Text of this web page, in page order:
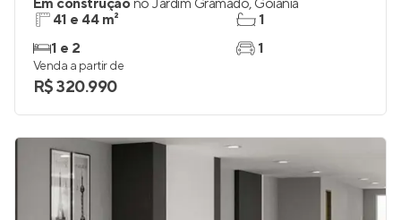
Em construçãono Jardim Gramado, Goiânia
41 e 44 m²
1 e 2
1
1
Venda a partir de
R$ 320.990